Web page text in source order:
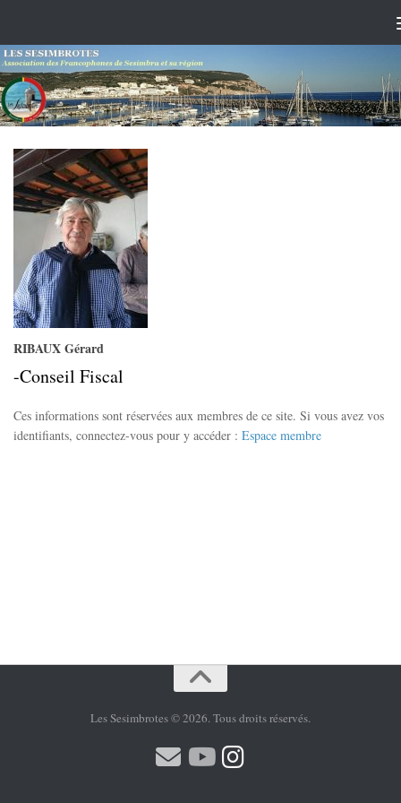
RIBAUX Gérard
-Conseil Fiscal
Ces informations sont réservées aux membres de ce site. Si vous avez vos
identifiants, connectez-vous pour y accéder : Espace membre
Les Sesimbrotes © 2026. Tous droits réservés.